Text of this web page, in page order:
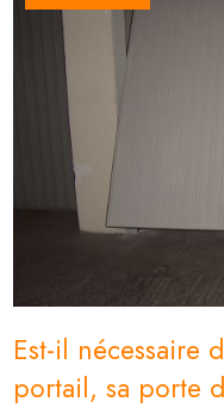
Est-il nécessaire
portail, sa porte